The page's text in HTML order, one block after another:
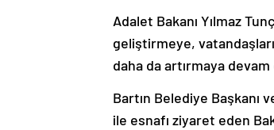
Adalet Bakanı Yılmaz
geliştirmeye,
daha da artırmaya
Bartın Belediye Başkanı
ile esnafı ziyaret eden